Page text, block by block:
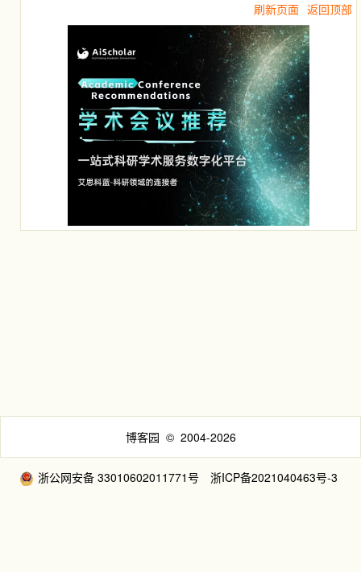
刷新页面 返回顶部
博客园 © 2004-2026
浙公网安备 33010602011771号 浙ICP备2021040463号-3